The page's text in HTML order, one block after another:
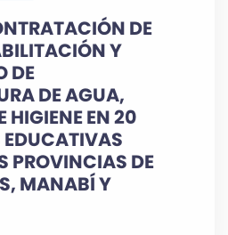
DE
Y
DE
DE AGUA,
HIGIENE EN 20
PROVINCIAS DE
MANABÍ Y